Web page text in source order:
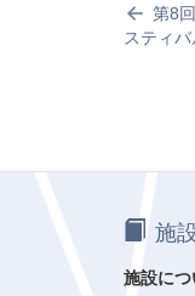
第8
スティバ
施
施設につ